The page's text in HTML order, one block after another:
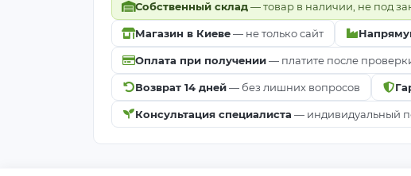
Собственный склад— товар в наличии, не под
Магазин в Киеве— не только сайт
Оплата при получении— платите после
Возврат 14 дней— без лишних вопросов
Консультация специалиста — индивидуальный